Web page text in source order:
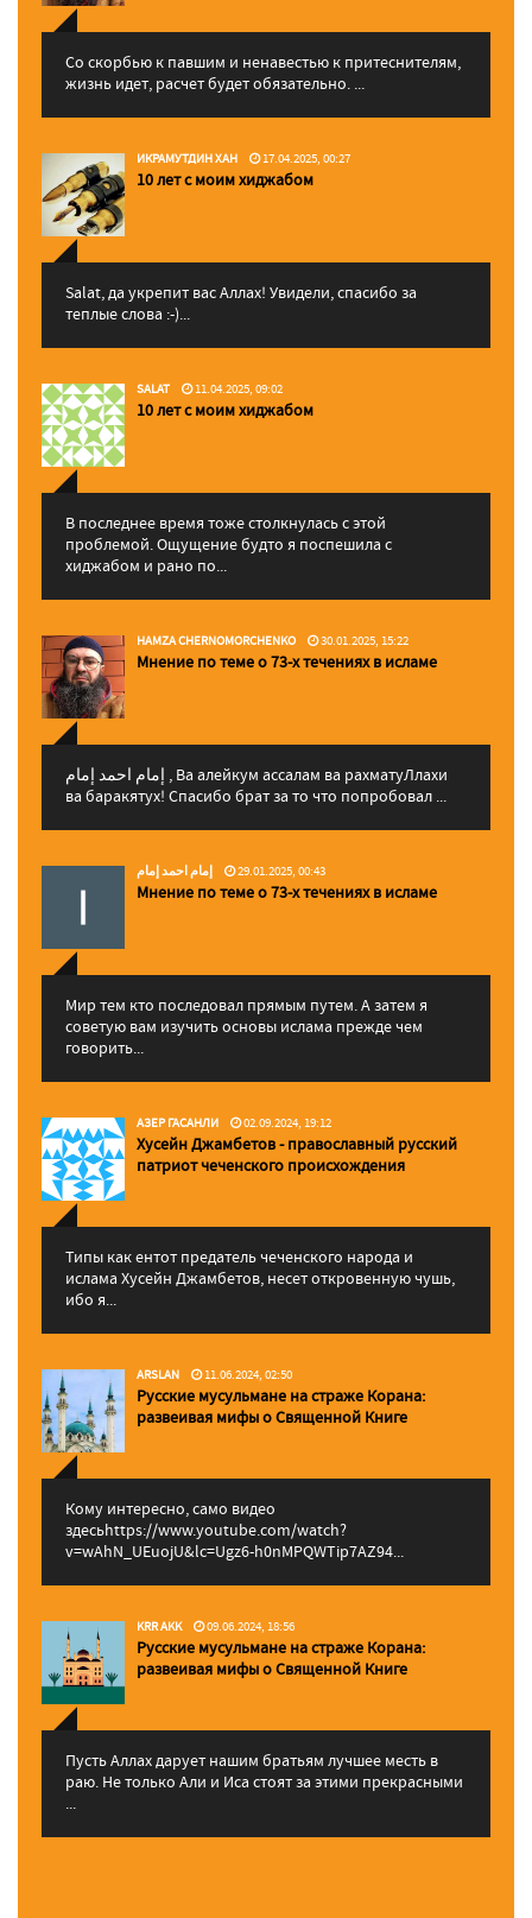
Со скорбью к павшим и ненавестью к притеснителям,
жизнь идет, расчет будет обязательно. ...
ИКРАМУТДИН ХАН 17.04.2025, 00:27
10 лет с моим хиджабом
Salat, да укрепит вас Аллаx! Увидели, спасибо за
теплые слова :-)...
SALAT 11.04.2025, 09:02
10 лет с моим хиджабом
В последнее время тоже столкнулась с этой
проблемой. Ощущение будто я поспешила с
хиджабом и рано по...
HAMZA CHERNOMORCHENKO 30.01.2025, 15:22
Мнение по теме о 73-х течениях в исламе
إمام احمد إمام , Ва алейкум ассалам ва рахматуЛлахи
ва баракятух! Спасибо брат за то что попробовал ...
إمام احمد إمام 29.01.2025, 00:43
Мнение по теме о 73-х течениях в исламе
Мир тем кто последовал прямым путем. А затем я
советую вам изучить основы ислама прежде чем
говорить...
АЗЕР ГАСАНЛИ 02.09.2024, 19:12
Хусейн Джамбетов - православный русский
патриот чеченского происхождения
Типы как ентот предатель чеченского народа и
ислама Хусейн Джамбетов, несет откровенную чушь,
ибо я...
ARSLAN 11.06.2024, 02:50
Русские мусульмане на страже Корана:
pазвеивая мифы о Священной Книге
Кому интересно, само видео
здесьhttps://www.youtube.com/watch?
v=wAhN_UEuojU&lc=Ugz6-h0nMPQWTip7AZ94...
KRR AKK 09.06.2024, 18:56
Русские мусульмане на страже Корана:
pазвеивая мифы о Священной Книге
Пусть Аллах дарует нашим братьям лучшее месть в
раю. Не только Али и Иса стоят за этими прекрасными
...